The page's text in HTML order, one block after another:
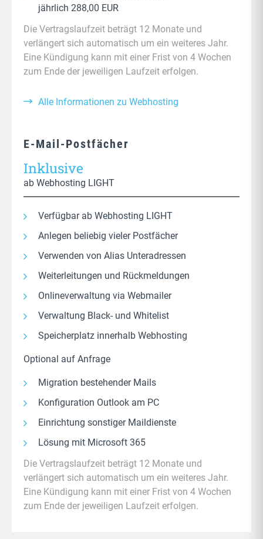
jährlich 288,00 EUR
Die Vertragslaufzeit beträgt 12 Monate und
verlängert sich automatisch um ein weiteres Jahr.
Eine Kündigung kann mit einer Frist von 4 Wochen
zum Ende der jeweiligen Laufzeit erfolgen.
Alle Informationen zu Webhosting
E-Mail-Postfächer
Inklusive
ab Webhosting LIGHT
Verfügbar ab Webhosting LIGHT
Anlegen beliebig vieler Postfächer
Verwenden von Alias Unteradressen
Weiterleitungen und Rückmeldungen
Onlineverwaltung via Webmailer
Verwaltung Black- und Whitelist
Speicherplatz innerhalb Webhosting
Optional auf Anfrage
Migration bestehender Mails
Konfiguration Outlook am PC
Einrichtung sonstiger Maildienste
Lösung mit Microsoft 365
Die Vertragslaufzeit beträgt 12 Monate und
verlängert sich automatisch um ein weiteres Jahr.
Eine Kündigung kann mit einer Frist von 4 Wochen
zum Ende der jeweiligen Laufzeit erfolgen.